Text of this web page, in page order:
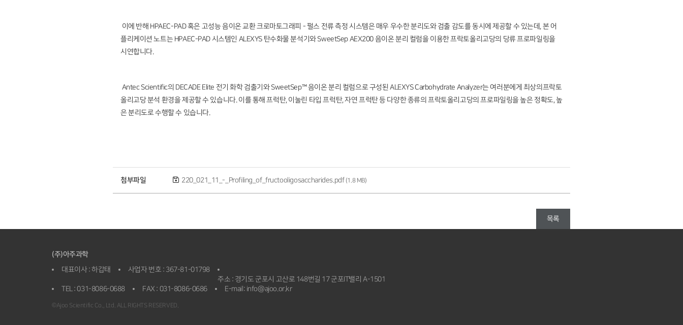
이에 반해 HPAEC-PAD 혹은 고성능 음이온 교환 크로마토그래피 - 펄스 전류 측정 시스템은 매우 우수한 분리도와 검출 감도를 동시에 제공할 수 있는데, 본 어
플리케이션 노트는 HPAEC-PAD 시스템인 ALEXYS 탄수화물 분석기와 SweetSep AEX200 음이온 분리 컬럼을 이용한 프락토올리고당의 당류 프로파일링을
시연합니다.
Antec Scientific의 DECADE Elite 전기 화학 검출기와 SweetSep™ 음이온 분리 컬럼으로 구성된 ALEXYS Carbohydrate Analyzer는 여러분에게 최상의프락토
올리고당 분석 환경을 제공할 수 있습니다. 이를 통해 프럭탄, 이눌린 타입 프럭탄, 자연 프럭탄 등 다양한 종류의 프락토올리고당의 프로파일링을 높은 정확도, 높
은 분리도로 수행할 수 있습니다.
첨부파일 220_021_11_-_Profiling_of_fructooligosaccharides.pdf (1.8 MB)
목록
(주)아주과학
대표이사 : 하갑태
사업자 번호 : 367-81-01798
주소 : 경기도 군포시 고산로 148번길 17 군포IT밸리 A-1501
TEL : 031-8086-0688
FAX : 031-8086-0686 E-mail: info@ajoo.or.kr
©Ajoo Scientific Co., Ltd. ALL RIGHTS RESERVED.